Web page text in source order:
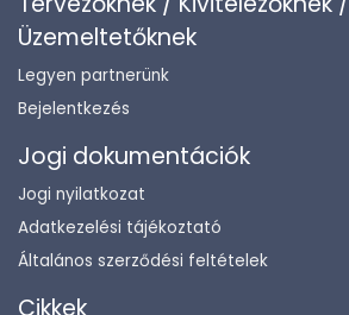
Üzemeltetőknek
Legyen partnerünk
Bejelentkezés
Jogi dokumentációk
Jogi nyilatkozat
Adatkezelési tájékoztató
Általános szerződési feltételek
Cikkek